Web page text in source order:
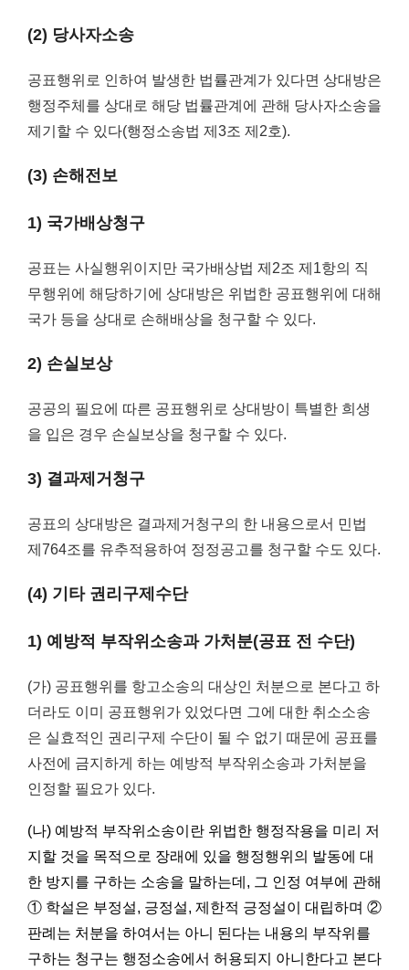
(2) 당사자소송
공표행위로 인하여 발생한 법률관계가 있다면 상대방은
행정주체를 상대로 해당 법률관계에 관해 당사자소송을
제기할 수 있다(행정소송법 제3조 제2호).
(3) 손해전보
1) 국가배상청구
공표는 사실행위이지만 국가배상법 제2조 제1항의 직
무행위에 해당하기에 상대방은 위법한 공표행위에 대해
국가 등을 상대로 손해배상을 청구할 수 있다.
2) 손실보상
공공의 필요에 따른 공표행위로 상대방이 특별한 희생
을 입은 경우 손실보상을 청구할 수 있다.
3) 결과제거청구
공표의 상대방은 결과제거청구의 한 내용으로서 민법
제764조를 유추적용하여 정정공고를 청구할 수도 있다.
(4) 기타 권리구제수단
1) 예방적 부작위소송과 가처분(공표 전 수단)
(가) 공표행위를 항고소송의 대상인 처분으로 본다고 하
더라도 이미 공표행위가 있었다면 그에 대한 취소소송
은 실효적인 권리구제 수단이 될 수 없기 때문에 공표를
사전에 금지하게 하는 예방적 부작위소송과 가처분을
인정할 필요가 있다.
(나) 예방적 부작위소송이란 위법한 행정작용을 미리 저
지할 것을 목적으로 장래에 있을 행정행위의 발동에 대
한 방지를 구하는 소송을 말하는데, 그 인정 여부에 관해
① 학설은 부정설, 긍정설, 제한적 긍정설이 대립하며 ②
판례는 처분을 하여서는 아니 된다는 내용의 부작위를
구하는 청구는 행정소송에서 허용되지 아니한다고 본다